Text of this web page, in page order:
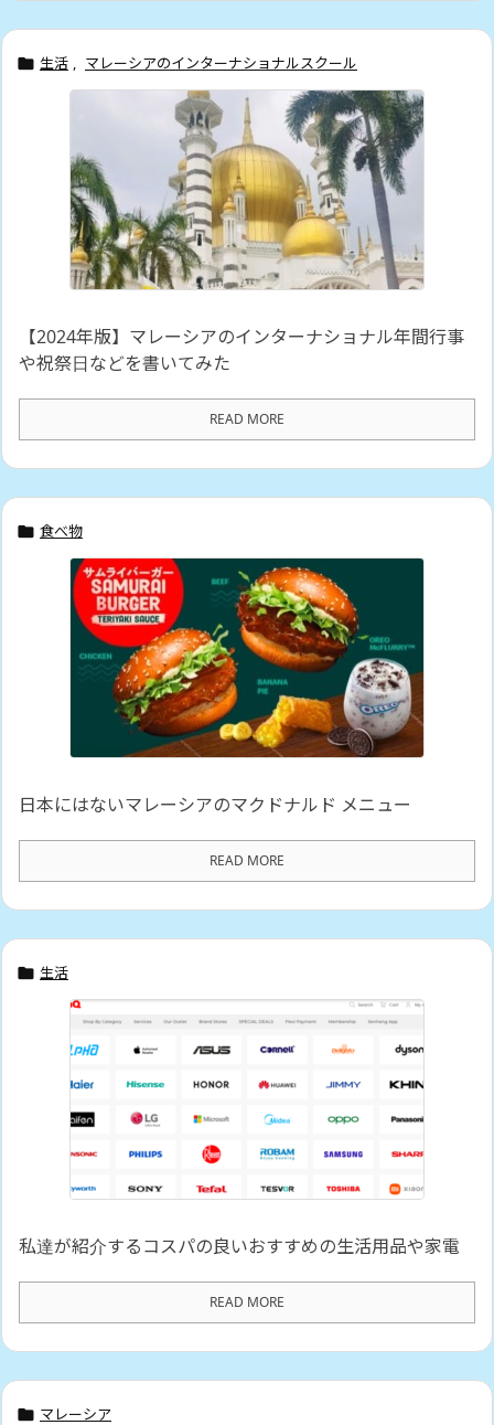
 生活 マレーシアのインターナショナルスクール
【2024年版】マレーシアのインターナショナル年間行事
や祝祭日などを書いてみた
READ MORE
 食べ物
日本にはないマレーシアのマクドナルド メニュー
READ MORE
 生活
私達が紹介するコスパの良いおすすめの生活用品や家電
READ MORE
 マレーシア